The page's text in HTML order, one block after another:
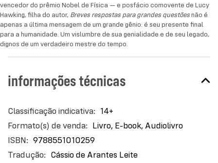
vencedor do prêmio Nobel de Física — e posfácio comovente de Lucy
Hawking, filha do autor, Breves respostas para grandes questõesnão é
apenas a última mensagem de um grande gênio: é seu presente final
para a humanidade. Um vislumbre de sua genialidade e de seu legado,
dignos de um verdadeiro mestre do tempo.
informações técnicas
Mais
informações
14+
Livro, E-book, Audiolivro
9788551010259
Cássio de Arantes Leite